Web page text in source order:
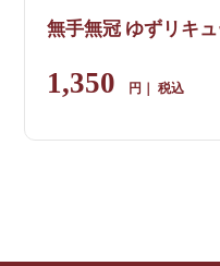
無手無冠 ゆずリキ
1,350 税込